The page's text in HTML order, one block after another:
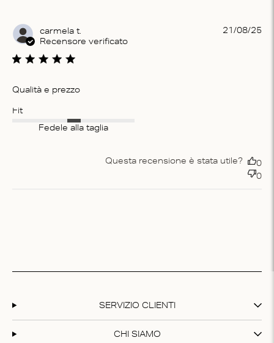
carmela t.
Recensore verificato
Qualità e prezzo
Fit
Fedele alla taglia
21/08/25
Questa recensione è stata utile?
0
0
SERVIZIO CLIENTI
CHI SIAMO